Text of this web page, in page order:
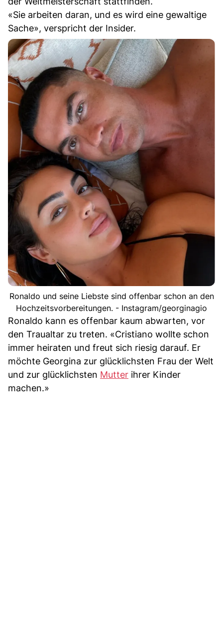
«Sie arbeiten daran, und es wird eine gewaltige
Sache», verspricht der Insider.
Ronaldo und seine Liebste sind offenbar schon an den
Hochzeitsvorbereitungen. - Instagram/georginagio
Ronaldo kann es offenbar kaum abwarten, vor
den Traualtar zu treten. «Cristiano wollte schon
immer heiraten und freut sich riesig darauf. Er
möchte Georgina zur glücklichsten Frau der Welt
und zur glücklichsten Mutter ihrer Kinder
machen.»